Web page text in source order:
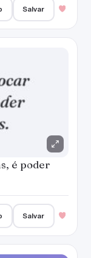
Salvar
é poder
Salvar